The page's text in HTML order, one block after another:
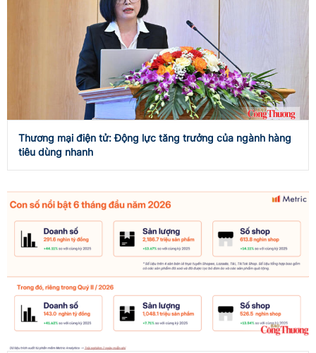
Thương mại điện tử: Động lực tăng trưởng của ngành hàng
tiêu dùng nhanh